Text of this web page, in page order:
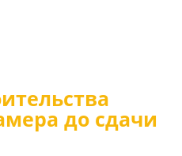
до сдачи